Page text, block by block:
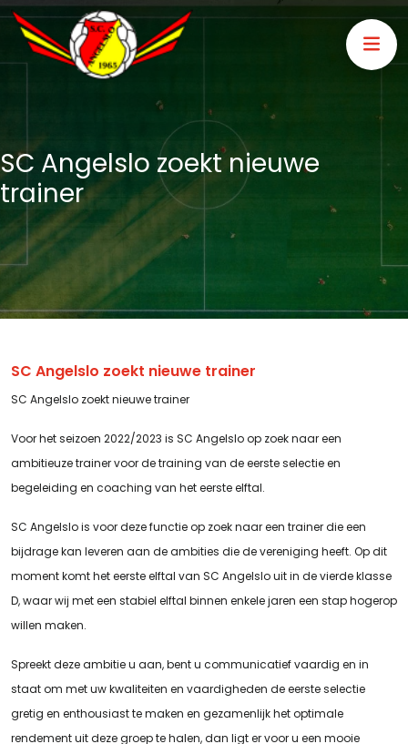
SC Angelslo zoekt nieuwe
trainer
SC Angelslo zoekt nieuwe trainer
SC Angelslo zoekt nieuwe trainer
Voor het seizoen 2022/2023 is SC Angelslo op zoek naar een
ambitieuze trainer voor de training van de eerste selectie en
begeleiding en coaching van het eerste elftal.
SC Angelslo is voor deze functie op zoek naar een trainer die een
bijdrage kan leveren aan de ambities die de vereniging heeft. Op dit
moment komt het eerste elftal van SC Angelslo uit in de vierde klasse
D, waar wij met een stabiel elftal binnen enkele jaren een stap hogerop
willen maken.
Spreekt deze ambitie u aan, bent u communicatief vaardig en in
staat om met uw kwaliteiten en vaardigheden de eerste selectie
gretig en enthousiast te maken en gezamenlijk het optimale
rendement uit deze groep te halen, dan ligt er voor u een mooie